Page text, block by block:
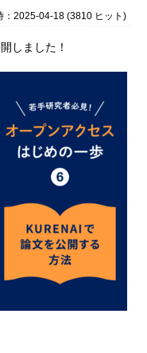
：2025-04-18(3810 ヒット )
しました！